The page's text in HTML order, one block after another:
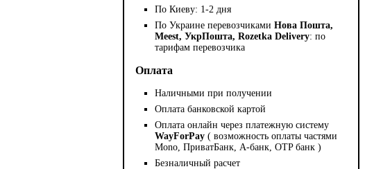
По Киеву: 1-2 дня
По Украине перевозчикамиНова Пошта,
Meest, УкрПошта, Rozetka Delivery: по
тарифам перевозчика
Оплата
Наличными при получении
Оплата банковской картой
Оплата онлайн через платежную систему
WayForPay( возможность оплаты частями
Mono, ПриватБанк, А-банк, OTP банк )
Безналичный расчет